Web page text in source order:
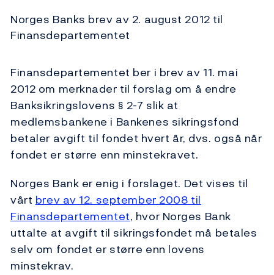
Norges Banks brev av 2. august 2012 til
Finansdepartementet
Finansdepartementet ber i brev av 11. mai
2012 om merknader til forslag om å endre
Banksikringslovens § 2-7 slik at
medlemsbankene i Bankenes sikringsfond
betaler avgift til fondet hvert år, dvs. også når
fondet er større enn minstekravet.
Norges Bank er enig i forslaget. Det vises til
vårt brev av 12. september 2008 til
Finansdepartementet, hvor Norges Bank
uttalte at avgift til sikringsfondet må betales
selv om fondet er større enn lovens
minstekrav.